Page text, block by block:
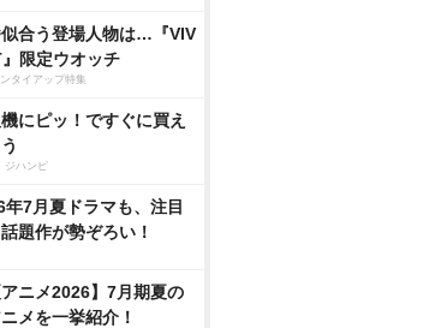
合う登場人物は…『VIV
限定ウオッチ
タイアップ特集
にピッ！ですぐに買え
ジハンピ
年7月夏ドラマも、注目
題作が勢ぞろい！
アニメ2026】7月期夏の
メを一挙紹介！